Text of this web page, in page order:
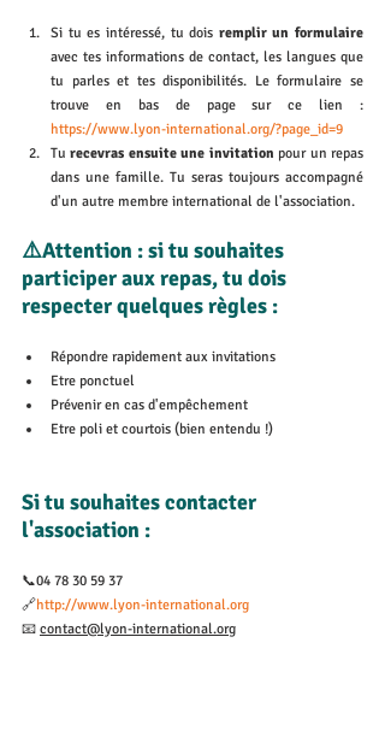
Si tu es intéressé, tu dois remplir un formulaire
avec tes informations de contact, les langues que
tu parles et tes disponibilités. Le formulaire se
https://www.lyon-international.org/?page_id=9
Tu recevras ensuite une invitation pour un repas
dans une famille. Tu seras toujours accompagné
d'un autre membre international de l'association.
⚠️Attention : si tu souhaites
participer aux repas, tu dois
respecter quelques règles :
Répondre rapidement aux invitations
Etre ponctuel
Prévenir en cas d'empêchement
Etre poli et courtois (bien entendu !)
Si tu souhaites contacter
l'association :
📞04 78 30 59 37
🔗http://www.lyon-international.org
📧 contact@lyon-international.org